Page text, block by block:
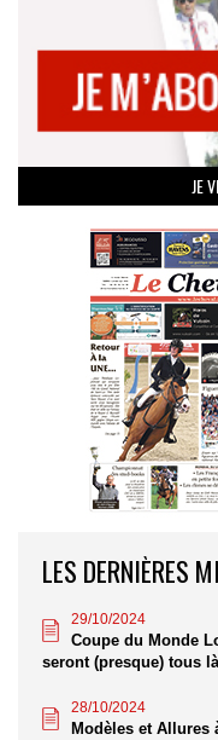
JE
LES DERNIÈRES
29/10/2024
Coupe du Monde
seront (presque) tous là
28/10/2024
Modèles et Allures